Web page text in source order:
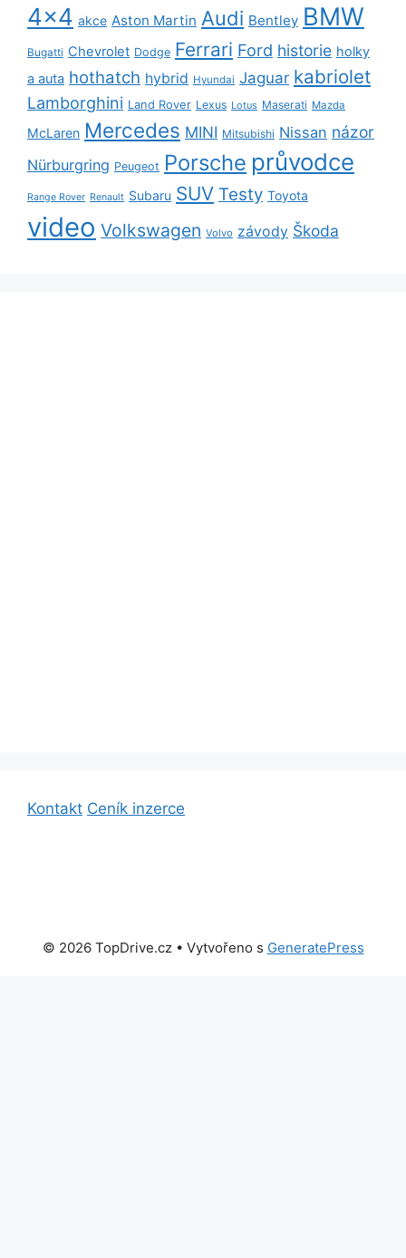
4x4 akce Aston Martin Audi Bentley BMW
Bugatti Chevrolet Dodge Ferrari Ford historie holky
a auta hothatch hybrid Hyundai Jaguar kabriolet
Lamborghini Land Rover Lexus Lotus Maserati Mazda
McLaren Mercedes MINI Mitsubishi Nissan názor
Nürburgring Peugeot Porsche průvodce
Range Rover Renault Subaru SUV Testy Toyota
video Volkswagen Volvo závody Škoda
Kontakt Ceník inzerce
© 2026 TopDrive.cz• Vytvořeno s GeneratePress